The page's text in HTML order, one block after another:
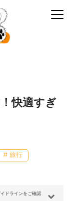
快適すぎ
# 旅行
ドラインをご確認